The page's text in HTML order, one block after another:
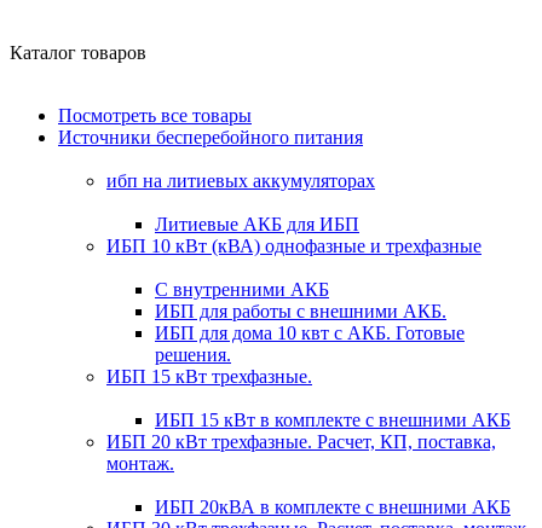
Каталог товаров
Посмотреть все товары
Источники бесперебойного питания
ибп на литиевых аккумуляторах
Литиевые АКБ для ИБП
ИБП 10 кВт (кВА) однофазные и трехфазные
С внутренними АКБ
ИБП для работы с внешними АКБ.
ИБП для дома 10 квт с АКБ. Готовые
решения.
ИБП 15 кВт трехфазные.
ИБП 15 кВт в комплекте с внешними АКБ
ИБП 20 кВт трехфазные. Расчет, КП, поставка,
монтаж.
ИБП 20кВА в комплекте с внешними АКБ